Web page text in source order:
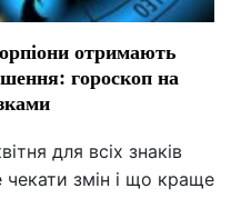
отримають
гороскоп на
для всіх знаків
змін і що краще